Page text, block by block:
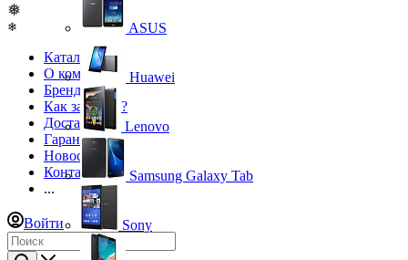
❅
❄
Каталог
О компании
Бренды
Как заказать?
Доставка
Гарантия
Новости
Контакты
...
Войти
ASUS
Huawei
Lenovo
Samsung Galaxy Tab
Sony